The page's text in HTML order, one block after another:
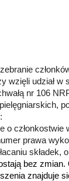
wzięli udział w
nr 106
o członkostwie
prawa
bez
znajduje